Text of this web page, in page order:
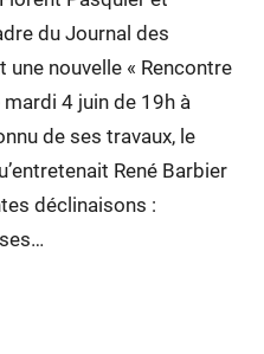
du Journal des
nouvelle « Rencontre
4 juin de 19h à
de ses travaux, le
René Barbier
déclinaisons :